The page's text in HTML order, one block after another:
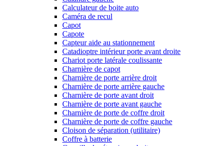
Calculateur de boite auto
Caméra de recul
Capot
Capote
Capteur aide au stationnement
Catadioptre intérieur porte avant droite
Chariot porte latérale coulissante
Charnière de capot
Charnière de porte arrière droit
Charnière de porte arrière gauche
Charnière de porte avant droit
Charnière de porte avant gauche
Charnière de porte de coffre droit
Charnière de porte de coffre gauche
Cloison de séparation (utilitaire)
Coffre à batterie